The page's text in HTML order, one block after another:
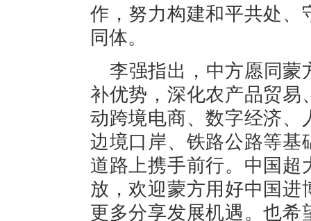
作，努力构建和平共处、
同体。
李强指出，中方愿同蒙
补优势，深化农产品贸易
动跨境电商、数字经济、
边境口岸、铁路公路等基
道路上携手前行。中国超
放，欢迎蒙方用好中国进
更多分享发展机遇。也希